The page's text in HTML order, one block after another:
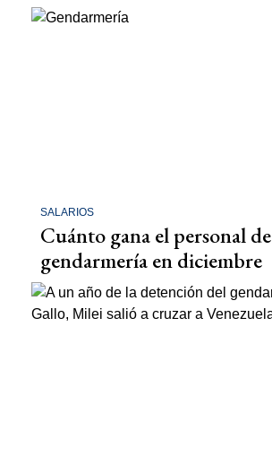
SALARIOS
Cuánto gana el personal de
gendarmería en diciembre